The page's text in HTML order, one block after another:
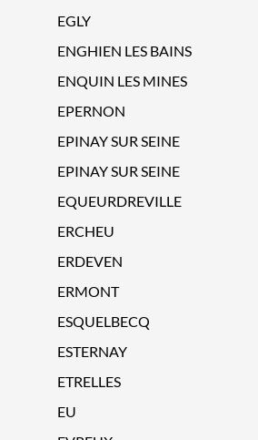
EGLY
ENGHIEN LES BAINS
ENQUIN LES MINES
EPERNON
EPINAY SUR SEINE
EPINAY SUR SEINE
EQUEURDREVILLE
ERCHEU
ERDEVEN
ERMONT
ESQUELBECQ
ESTERNAY
ETRELLES
EU